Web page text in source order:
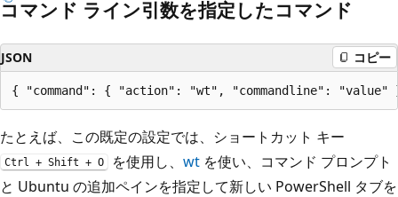
コマンド ライン引数を指定したコマンド
JSON コピー
たとえば、この既定の設定では、ショートカット キー
Ctrl + Shift + O を使用し、 wt を使い、コマンド プロンプト
と Ubuntu の追加ペインを指定して新しい PowerShell タブを